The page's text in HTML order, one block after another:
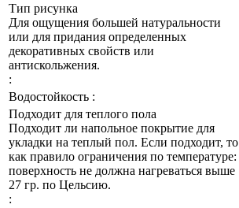
Тип рисунка
Для ощущения большей натуральности
или для придания определенных
декоративных свойств или
антискольжения.
:
Водостойкость :
Подходит для теплого пола
Подходит ли напольное покрытие для
укладки на теплый пол. Если подходит, то
как правило ограничения по температуре:
поверхность не должна нагреваться выше
27 гр. по Цельсию.
: